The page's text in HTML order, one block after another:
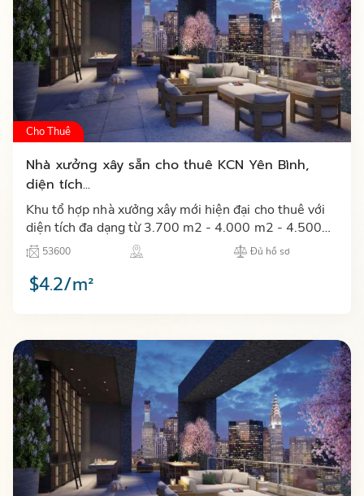
Cho Thuê
Nhà xưởng xây sẵn cho thuê KCN Yên Bình,
diện tích...
Khu tổ hợp nhà xưởng xây mới hiện đại cho thuê với
diện tích đa dạng từ 3.700 m2 - 4.000 m2 - 4.500
m2 - 6.500 m2 tại khu công nghiệp Yên Bình tỉnh
Thái Nguyên…
53600 Đủ hồ sơ
$4.2/m²